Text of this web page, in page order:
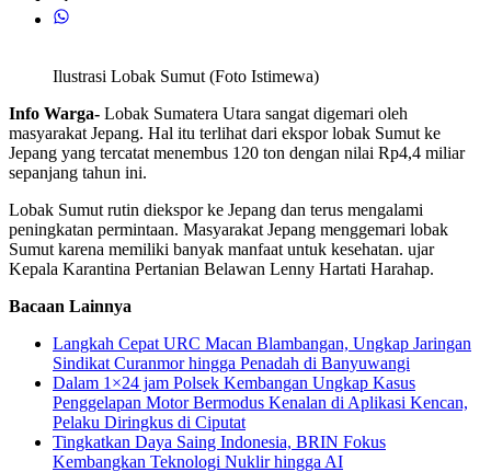
Ilustrasi Lobak Sumut (Foto Istimewa)
Info Warga- Lobak Sumatera Utara sangat digemari oleh
masyarakat Jepang. Hal itu terlihat dari ekspor lobak Sumut ke
Jepang yang tercatat menembus 120 ton dengan nilai Rp4,4 miliar
sepanjang tahun ini.
Lobak Sumut rutin diekspor ke Jepang dan terus mengalami
peningkatan permintaan. Masyarakat Jepang menggemari lobak
Sumut karena memiliki banyak manfaat untuk kesehatan. ujar
Kepala Karantina Pertanian Belawan Lenny Hartati Harahap.
Bacaan Lainnya
Langkah Cepat URC Macan Blambangan, Ungkap Jaringan
Sindikat Curanmor hingga Penadah di Banyuwangi
Dalam 1×24 jam Polsek Kembangan Ungkap Kasus
Penggelapan Motor Bermodus Kenalan di Aplikasi Kencan,
Pelaku Diringkus di Ciputat
Tingkatkan Daya Saing Indonesia, BRIN Fokus
Kembangkan Teknologi Nuklir hingga AI